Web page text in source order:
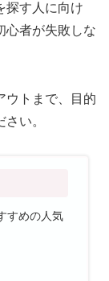
探す人に向け
心者が失敗しな
ウトまで、目的
い。
すめの人気